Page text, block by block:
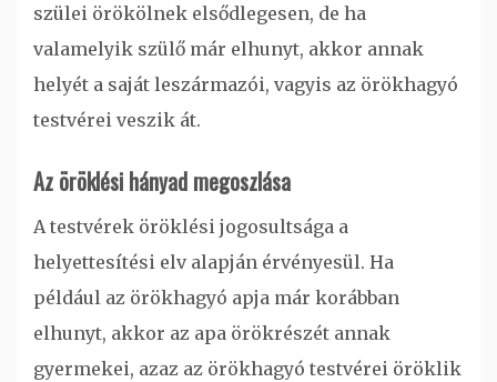
szülei örökölnek elsődlegesen, de ha
valamelyik szülő már elhunyt, akkor annak
helyét a saját leszármazói, vagyis az örökhagyó
testvérei veszik át.
Az öröklési hányad megoszlása
A testvérek öröklési jogosultsága a
helyettesítési elv alapján érvényesül. Ha
például az örökhagyó apja már korábban
elhunyt, akkor az apa örökrészét annak
gyermekei, azaz az örökhagyó testvérei öröklik